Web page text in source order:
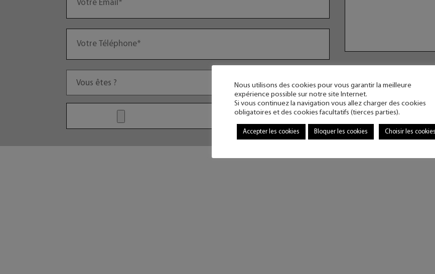
En saisissant ces
le cadre d'une relation
Nous utilisons des cookies pour vous garantir la meilleure
expérience possible sur notre site Internet.
Si vous continuez la navigation vous allez charger des cookies
obligatoires et des cookies facultatifs (tierces parties).
Accepter les cookies Bloquer les cookies Choisir les cookies